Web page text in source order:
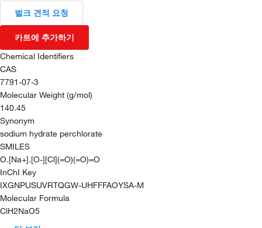
벌크 견적 요청
카트에 추가하기
Chemical Identifiers
CAS
7791-07-3
Molecular Weight (g/mol)
140.45
Synonym
sodium hydrate perchlorate
SMILES
O.[Na+].[O-][Cl](=O)(=O)=O
InChI Key
IXGNPUSUVRTQGW-UHFFFAOYSA-M
Molecular Formula
ClH2NaO5